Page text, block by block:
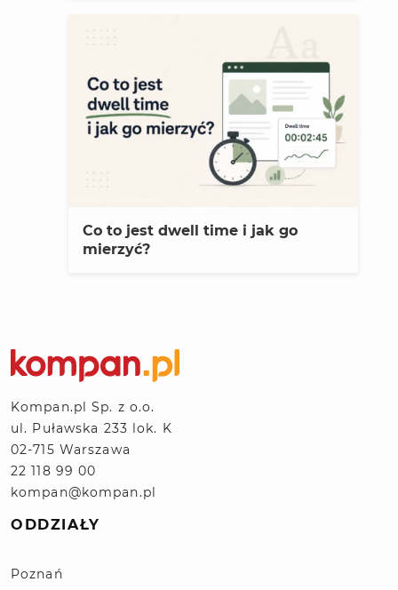
Co to jest dwell time i jak go
mierzyć?
Kompan.pl Sp. z o.o.
ul. Puławska 233 lok. K
02-715 Warszawa
22 118 99 00
kompan@kompan.pl
ODDZIAŁY
Poznań